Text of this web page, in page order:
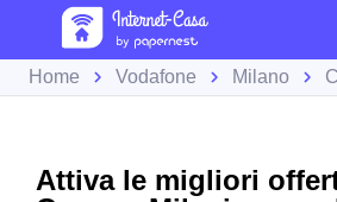
Home Vodafone Milano